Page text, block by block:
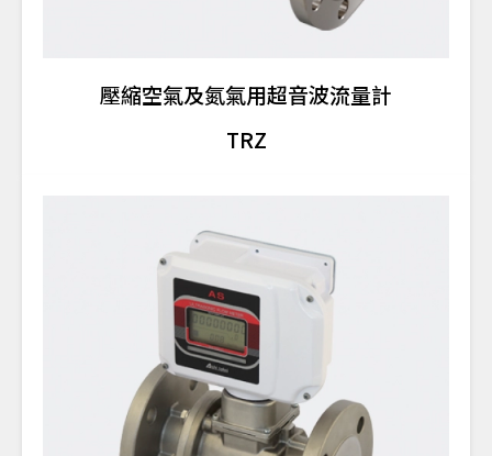
壓縮空氣及氮氣用超音波流量計
TRZ